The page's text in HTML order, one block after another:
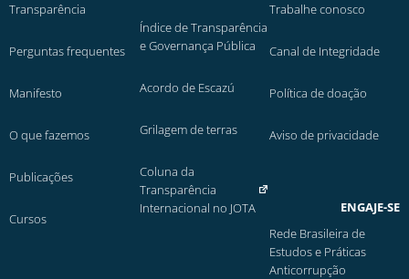
Transparência
Perguntas frequentes
Manifesto
O que fazemos
Publicações
Cursos
Índice de Transparência
e Governança Pública
Acordo de Escazú
Grilagem de terras
Coluna da
Transparência
Internacional no JOTA
Trabalhe conosco
Canal de Integridade
Política de doação
Aviso de privacidade
ENGAJE-SE
Rede Brasileira de
Estudos e Práticas
Anticorrupção